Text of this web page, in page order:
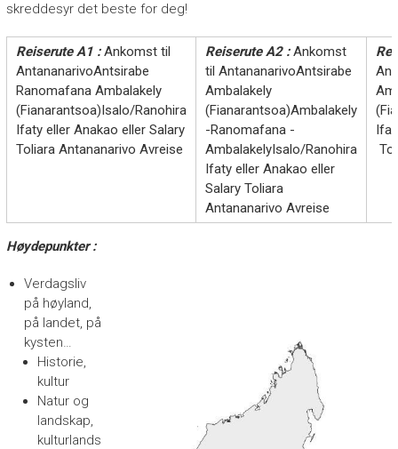
skreddesyr det beste for deg!
Reiserute A1 :Ankomst til
AntananarivoAntsirabe
Ranomafana Ambalakely
(Fianarantsoa)Isalo/Ranohira
Ifaty eller Anakao eller Salary
Toliara Antananarivo Avreise
Reiserute A2 :Ankomst
til AntananarivoAntsirabe
Ambalakely
(Fianarantsoa)Ambalakely
-Ranomafana -
AmbalakelyIsalo/Ranohira
Ifaty eller Anakao eller
Salary Toliara
Antananarivo Avreise
Høydepunkter :
Verdagsliv
på høyland,
på landet, på
kysten…
Historie,
kultur
Natur og
landskap,
kulturlands